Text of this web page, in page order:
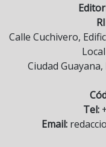
Calle Cuchivero,
Ciudad
Tel:
Email: